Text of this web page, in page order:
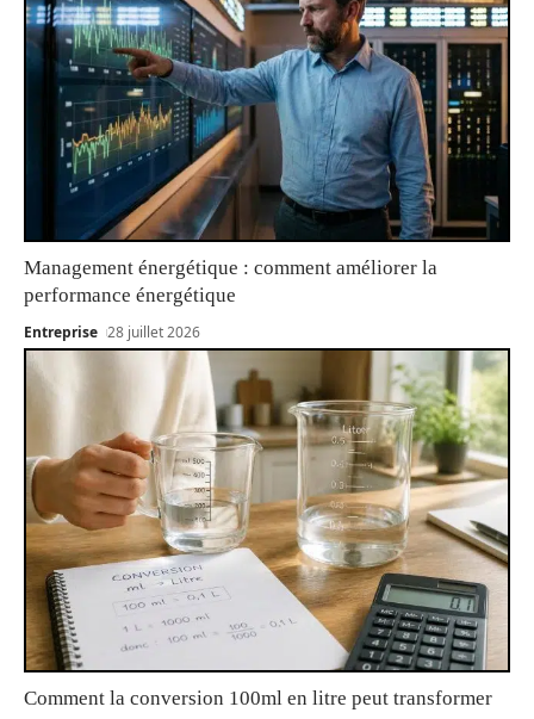
Management énergétique : comment améliorer la
performance énergétique
Entreprise 28 juillet 2026
Comment la conversion 100ml en litre peut transformer